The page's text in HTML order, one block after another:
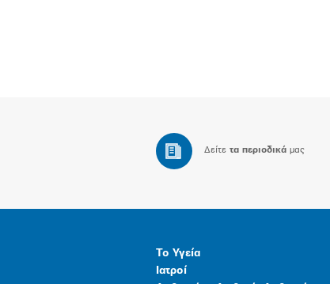
Δείτε τα περιοδικά μας
Το Υγεία
Ιατροί